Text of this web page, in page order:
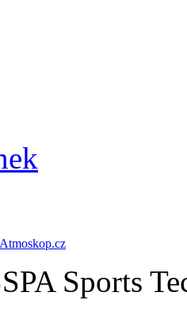
Atmoskop.cz
Sports